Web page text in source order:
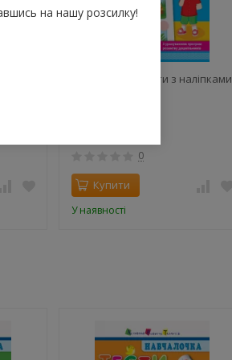
Навчалочка. Тести з наліпками
0
Купити
У наявності
на нашу розсилку!